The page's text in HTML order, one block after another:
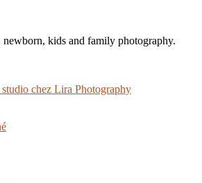
newborn, kids and family photography.
studio chez Lira Photography